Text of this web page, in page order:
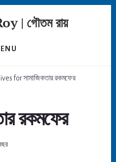
| গৌতম রায়
for সামাজিকতার রকমফের
রকমফের